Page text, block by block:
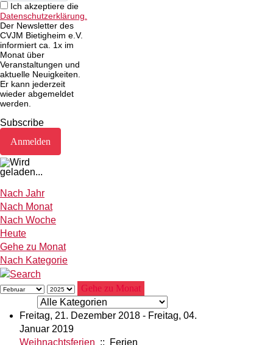
Ich akzeptiere die
Datenschutzerklärung.
Der Newsletter des
CVJM Bietigheim e.V.
informiert ca. 1x im
Monat über
Veranstaltungen und
aktuelle Neuigkeiten.
Er kann jederzeit
wieder abgemeldet
werden.
Subscribe
Nach Jahr
Nach Monat
Nach Woche
Heute
Gehe zu Monat
Nach Kategorie
Gehe zu Monat
Eine Kategorie auswählen um die Liste zu filtern
Freitag, 21. Dezember 2018 - Freitag, 04.
Januar 2019
Weihnachtsferien :: Ferien